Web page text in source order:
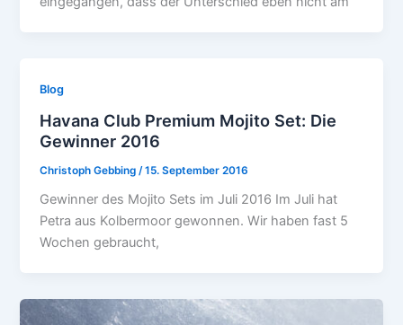
Blog
Havana Club Premium Mojito Set: Die
Gewinner 2016
Christoph Gebbing /15. September 2016
Gewinner des Mojito Sets im Juli 2016 Im Juli hat
Petra aus Kolbermoor gewonnen. Wir haben fast 5
Wochen gebraucht,